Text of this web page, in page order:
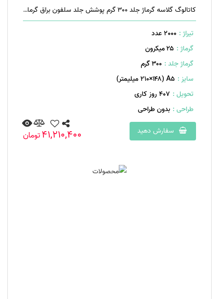
کاتالوگ گلاسه گرماژ جلد ۳۰۰ گرم پوشش جلد سلفون براق گرماژ داخل ۱۷۰ گرم ۱۶ صفحه منگنه تخت
تیراژ : 2000 عدد
گرماژ : ۲۵ میکرون
گرماژ جلد : ۳۰۰ گرم
سایز : A۵ (۲۱۰×۱۴۸ میلیمتر)
تحویل : 407 روز کاری
طراحی : بدون طراحی
سفارش دهید
41,210,400تومان